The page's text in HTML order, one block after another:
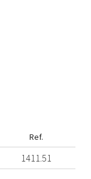
Ref.
1411.51